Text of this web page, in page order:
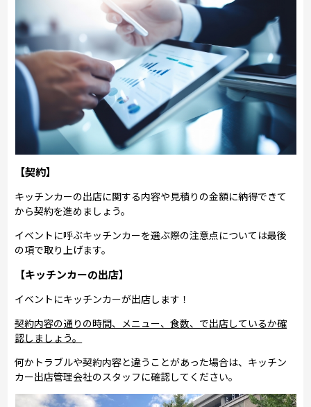
【契約】
キッチンカーの出店に関する内容や見積りの金額に納得できて
から契約を進めましょう。
イベントに呼ぶキッチンカーを選ぶ際の注意点については最後
の項で取り上げます。
【キッチンカーの出店】
イベントにキッチンカーが出店します！
契約内容の通りの時間、メニュー、食数、で出店しているか確
認しましょう。
何かトラブルや契約内容と違うことがあった場合は、キッチン
カー出店管理会社のスタッフに確認してください。